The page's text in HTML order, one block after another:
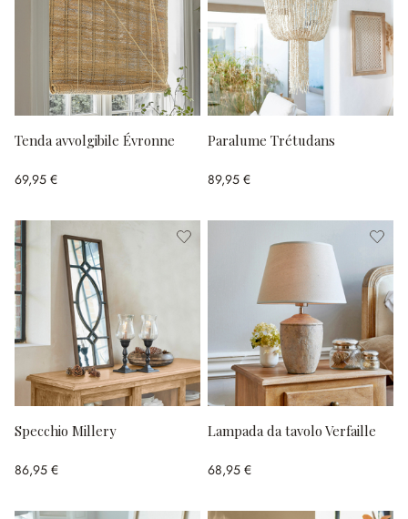
Tenda avvolgibile Évronne
69,95 €
Paralume Trétudans
89,95 €
Specchio Millery
86,95 €
Lampada da tavolo Verfaille
68,95 €